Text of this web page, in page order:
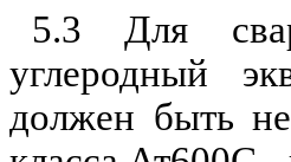
5.3 Для
углеродный
должен быть не